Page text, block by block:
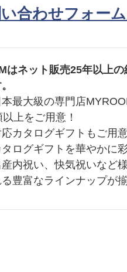
合わせフォー
はネット販売25年以上
最大級の専門店
上をご用意！
カタログギフトもご用
ログギフトを華やかに
内祝い、快気祝いなど
豊富なラインナップが